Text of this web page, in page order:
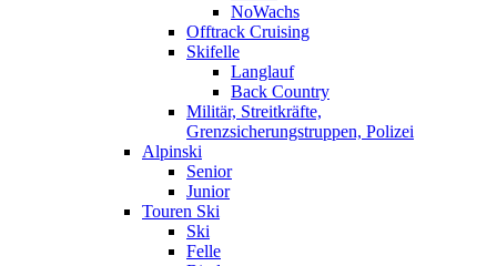
NoWachs
Offtrack Cruising
Skifelle
Langlauf
Back Country
Militär, Streitkräfte,
Grenzsicherungstruppen, Polizei
Alpinski
Senior
Junior
Touren Ski
Ski
Felle